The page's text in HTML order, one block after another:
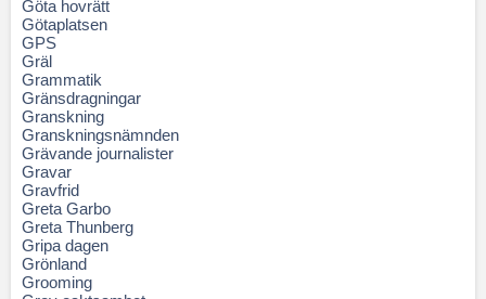
Göta hovrätt
Götaplatsen
GPS
Gräl
Grammatik
Gränsdragningar
Granskning
Granskningsnämnden
Grävande journalister
Gravar
Gravfrid
Greta Garbo
Greta Thunberg
Gripa dagen
Grönland
Grooming